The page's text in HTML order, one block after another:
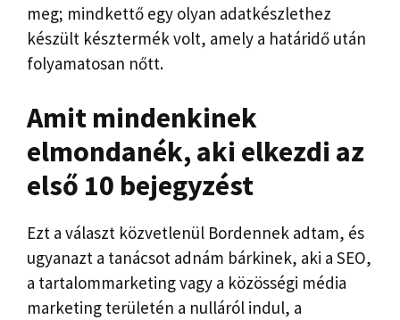
meg; mindkettő egy olyan adatkészlethez
készült késztermék volt, amely a határidő után
folyamatosan nőtt.
Amit mindenkinek
elmondanék, aki elkezdi az
első 10 bejegyzést
Ezt a választ közvetlenül Bordennek adtam, és
ugyanazt a tanácsot adnám bárkinek, aki a SEO,
a tartalommarketing vagy a közösségi média
marketing területén a nulláról indul, a